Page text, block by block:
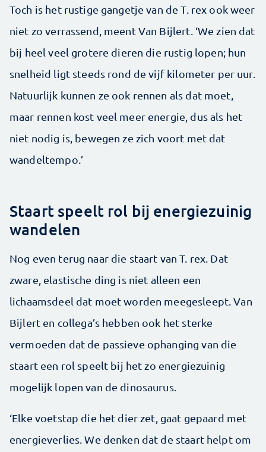
Toch is het rustige gangetje van de T. rex ook weer
niet zo verrassend, meent Van Bijlert. ‘We zien dat
bij heel veel grotere dieren die rustig lopen; hun
snelheid ligt steeds rond de vijf kilometer per uur.
Natuurlijk kunnen ze ook rennen als dat moet,
maar rennen kost veel meer energie, dus als het
niet nodig is, bewegen ze zich voort met dat
wandeltempo.’
Staart speelt rol bij energiezuinig
wandelen
Nog even terug naar die staart van T. rex. Dat
zware, elastische ding is niet alleen een
lichaamsdeel dat moet worden meegesleept. Van
Bijlert en collega’s hebben ook het sterke
vermoeden dat de passieve ophanging van die
staart een rol speelt bij het zo energiezuinig
mogelijk lopen van de dinosaurus.
‘Elke voetstap die het dier zet, gaat gepaard met
energieverlies. We denken dat de staart helpt om